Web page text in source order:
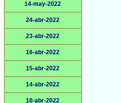
14-may-2022
24-abr-2022
23-abr-2022
16-abr-2022
15-abr-2022
14-abr-2022
10-abr-2022